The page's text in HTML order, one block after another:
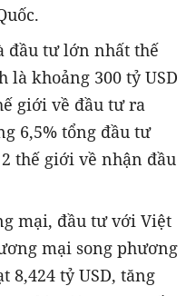
đầu tư lớn nhất thế
là khoảng 300 tỷ USD
giới về đầu tư ra
6,5% tổng đầu tư
thế giới về nhận đầu
mại, đầu tư với Việt
mại song phương
8,424 tỷ USD, tăng